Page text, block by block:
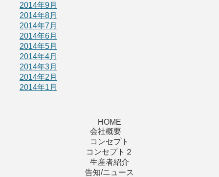
2014年9月
2014年8月
2014年7月
2014年6月
2014年5月
2014年4月
2014年3月
2014年2月
2014年1月
HOME
会社概要
コンセプト
コンセプト２
生産者紹介
告知/ニュース